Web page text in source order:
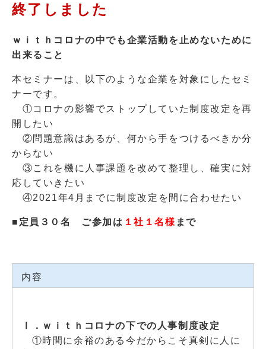
終了しました
ｗｉｔｈコロナの中でも企業活動を止めないために
出来ること
本セミナーは、以下のような企業を対象にしたセミ
ナーです。
①コロナの影響でストップしていた制度改定を再
開したい
②問題意識はあるが、何から手をつけるべきか分
からない
③これを機に人事課題を改めて整理し、確実に対
応していきたい
④2021年4月までに制度改定を間に合わせたい
■定員３０名 ご参加は １社１名様 まで
内容
Ⅰ．ｗｉｔｈコロナの下での人事制度改定
①時間に余裕のある今だからこそ真剣に人に